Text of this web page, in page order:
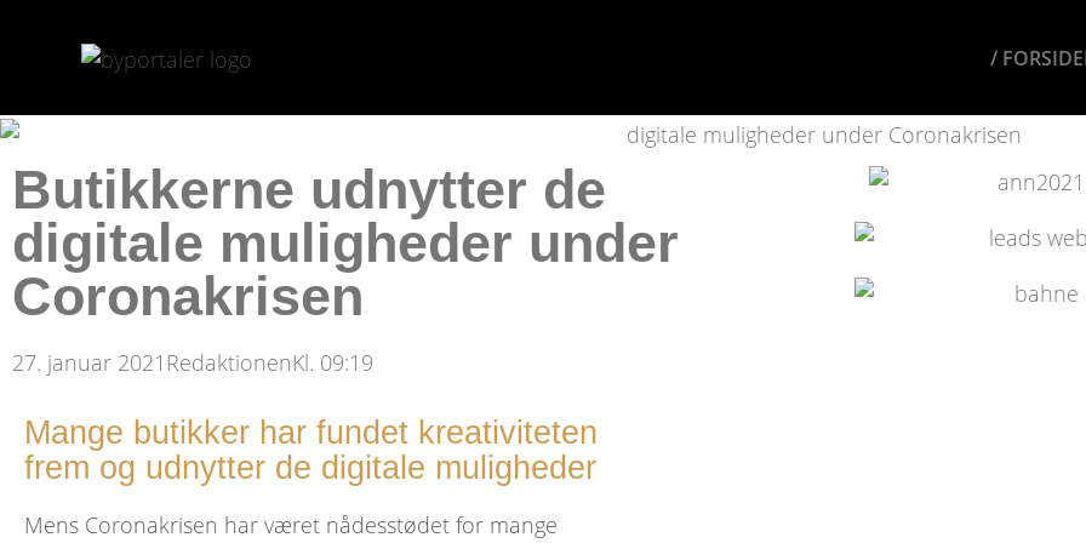
/
Butikkerne udnytter de
digitale muligheder under
Coronakrisen
27. januar 2021 RedaktionenKl. 09:19
Mange butikker har fundet kreativiteten
frem og udnytter de digitale muligheder
Mens Coronakrisen har været nådesstødet for mange